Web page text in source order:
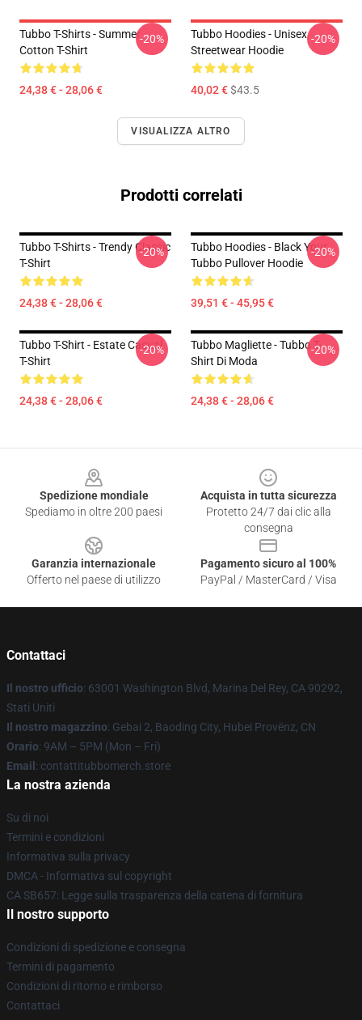
Tubbo T-Shirts - Summer
Cotton T-Shirt
24,38 € - 28,06 €
-20%
Tubbo Hoodies - Unisex
Streetwear Hoodie
40,02 €$43.5
-20%
VISUALIZZA ALTRO
Prodotti correlati
Tubbo T-Shirts - Trendy Classic
T-Shirt
24,38 € - 28,06 €
-20%
Tubbo Hoodies - Black Your
Tubbo Pullover Hoodie
39,51 € - 45,95 €
-20%
Tubbo T-Shirt - Estate Casual
T-Shirt
24,38 € - 28,06 €
-20%
Tubbo Magliette - Tubbo T-
Shirt Di Moda
24,38 € - 28,06 €
-20%
Spedizione mondiale
Spediamo in oltre 200 paesi
Acquista in tutta sicurezza
Protetto 24/7 dai clic alla
consegna
Garanzia internazionale
Offerto nel paese di utilizzo
Pagamento sicuro al 100%
PayPal / MasterCard / Visa
Contattaci
Il nostro ufficio: 63001 Washington Blvd, Marina Del Rey, CA 90292,
Stati Uniti
Il nostro magazzino: Gebai 2, Baoding City, Hubei Provënz, CN
Orario: 9AM – 5PM (Mon – Fri)
Email : contattitubbomerch.store
La nostra azienda
Su di noi
Termini e condizioni
Informativa sulla privacy
DMCA - Informativa sul copyright
CA SB657: Legge sulla trasparenza della catena di fornitura
Il nostro supporto
Condizioni di spedizione e consegna
Termini di pagamento
Condizioni di ritorno e rimborso
Contattaci